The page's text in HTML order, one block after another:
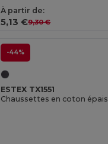
À partir de:
5,13 €9,30 €
-44%
ESTEX TX1551
Chaussettes en coton épais